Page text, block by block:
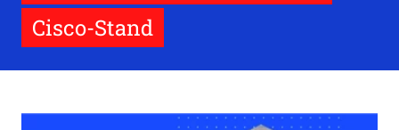
Cisco-Stand